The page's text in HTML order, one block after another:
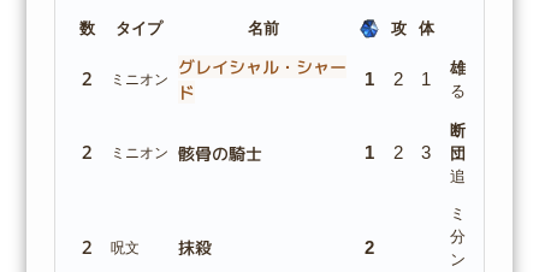
数 タイプ 名前 攻 体
2 ミニオン
グレイシャル・シャー
ド
1 2 1
雄叫び:
る。
2 ミニオン 骸骨の騎士 1 2 3
断末魔:
団
追加する。
2 呪文 抹殺 2
ミニオン1
分のヒーロ
ンの体力に